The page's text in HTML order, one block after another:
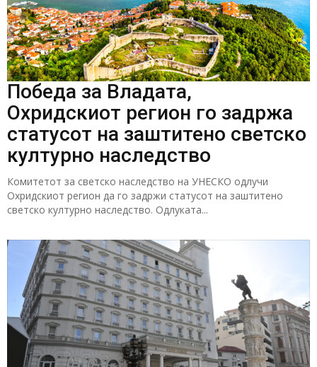
Победа за Владата,
Охридскиот регион го задржа
статусот на заштитено светско
културно наследство
Комитетот за светско наследство на УНЕСКО одлучи
Охридскиот регион да го задржи статусот на заштитено
светско културно наследство. Одлуката...